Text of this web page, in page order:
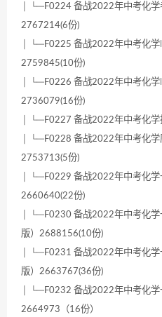
│ └─F0224 备战2022年中考化学
2767214(6份)
│ └─F0225 备战2022年中考化学
2759845(10份)
│ └─F0226 备战2022年中考化学
2736079(16份)
│ └─F0227 备战2022年中考化
│ └─F0228 备战2022年中考化学
2753713(5份)
│ └─F0229 备战2022年中考化学
2660640(22份)
│ └─F0230 备战2022年中考化
版）2688156(10份)
│ └─F0231 备战2022年中考化学
版）2663767(36份)
│ └─F0232 备战2022年中考化
2664973（16份）